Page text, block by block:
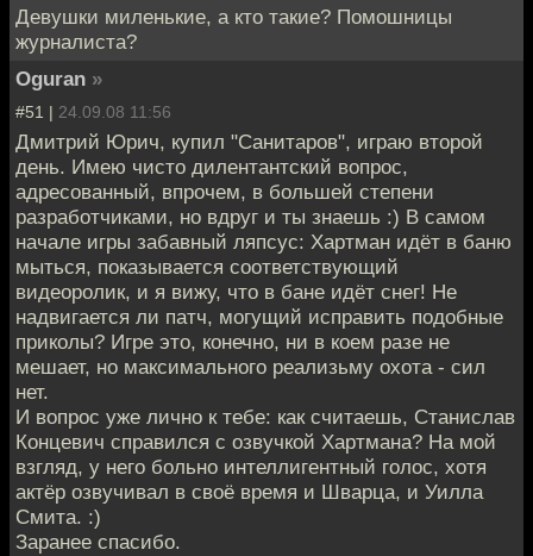
Девушки миленькие, а кто такие? Помошницы
журналиста?
Oguran »
#51 | 24.09.08 11:56
Дмитрий Юрич, купил "Санитаров", играю второй
день. Имею чисто дилентантский вопрос,
адресованный, впрочем, в большей степени
разработчиками, но вдруг и ты знаешь :) В самом
начале игры забавный ляпсус: Хартман идёт в баню
мыться, показывается соответствующий
видеоролик, и я вижу, что в бане идёт снег! Не
надвигается ли патч, могущий исправить подобные
приколы? Игре это, конечно, ни в коем разе не
мешает, но максимального реализьму охота - сил
нет.
И вопрос уже лично к тебе: как считаешь, Станислав
Концевич справился с озвучкой Хартмана? На мой
взгляд, у него больно интеллигентный голос, хотя
актёр озвучивал в своё время и Шварца, и Уилла
Смита. :)
Заранее спасибо.